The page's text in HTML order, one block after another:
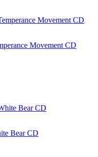
Movement CD
Bear CD